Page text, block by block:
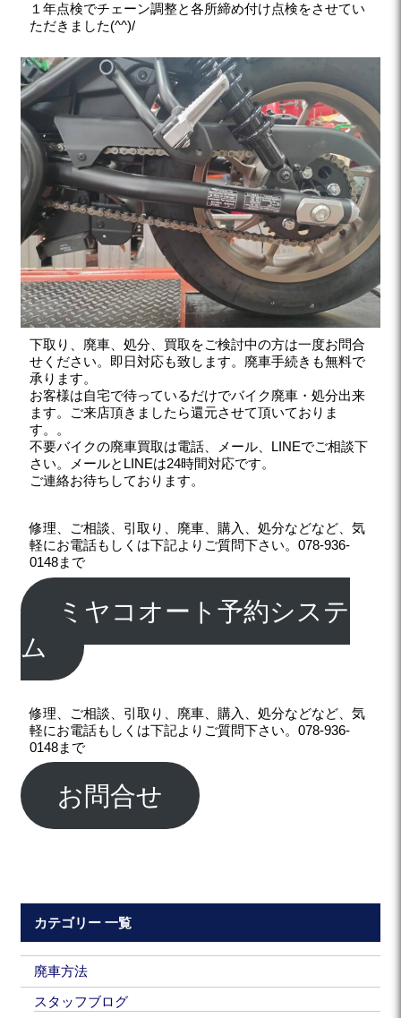
１年点検でチェーン調整と各所締め付け点検をさせてい
ただきました(^^)/
下取り、廃車、処分、買取をご検討中の方は一度お問合
せください。即日対応も致します。廃車手続きも無料で
承ります。
お客様は自宅で待っているだけでバイク廃車・処分出来
ます。ご来店頂きましたら還元させて頂いておりま
す。。
不要バイクの廃車買取は電話、メール、LINEでご相談下
さい。メールとLINEは24時間対応です。
ご連絡お待ちしております。
修理、ご相談、引取り、廃車、購入、処分などなど、気
軽にお電話もしくは下記よりご質問下さい。078-936-
0148まで
ミヤコオート予約システ
ム
修理、ご相談、引取り、廃車、購入、処分などなど、気
軽にお電話もしくは下記よりご質問下さい。078-936-
0148まで
お問合せ
カテゴリー 一覧
廃車方法
スタッフブログ